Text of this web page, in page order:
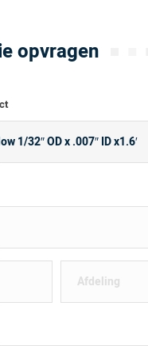
opvragen